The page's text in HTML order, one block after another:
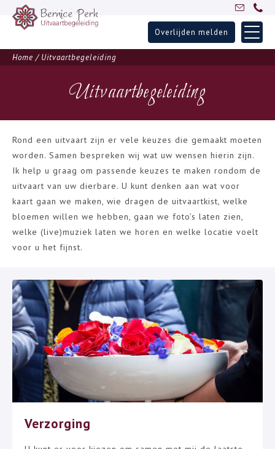
Skip
to
Home
Over Bernice
Ervaringen
Partners
Blogs
Contact
Overlijden melden
Home / Uitvaartbegeleiding
Uitvaartbegeleiding
Rond een uitvaart zijn er vele keuzes die gemaakt moeten
worden. Samen bespreken wij wat uw wensen hierin zijn.
Ik help u graag om passende keuzes te maken rondom de
uitvaart van uw dierbare. U kunt denken aan wat voor
kaart gaan we maken, wie dragen de uitvaartkist, welke
bloemen willen we hebben, gaan we foto’s laten zien,
welke (live)muziek laten we horen en welke locatie voelt
voor u het fijnst.
Verzorging